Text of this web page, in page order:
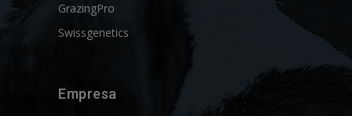
GrazingPro
Swissgenetics
Empresa